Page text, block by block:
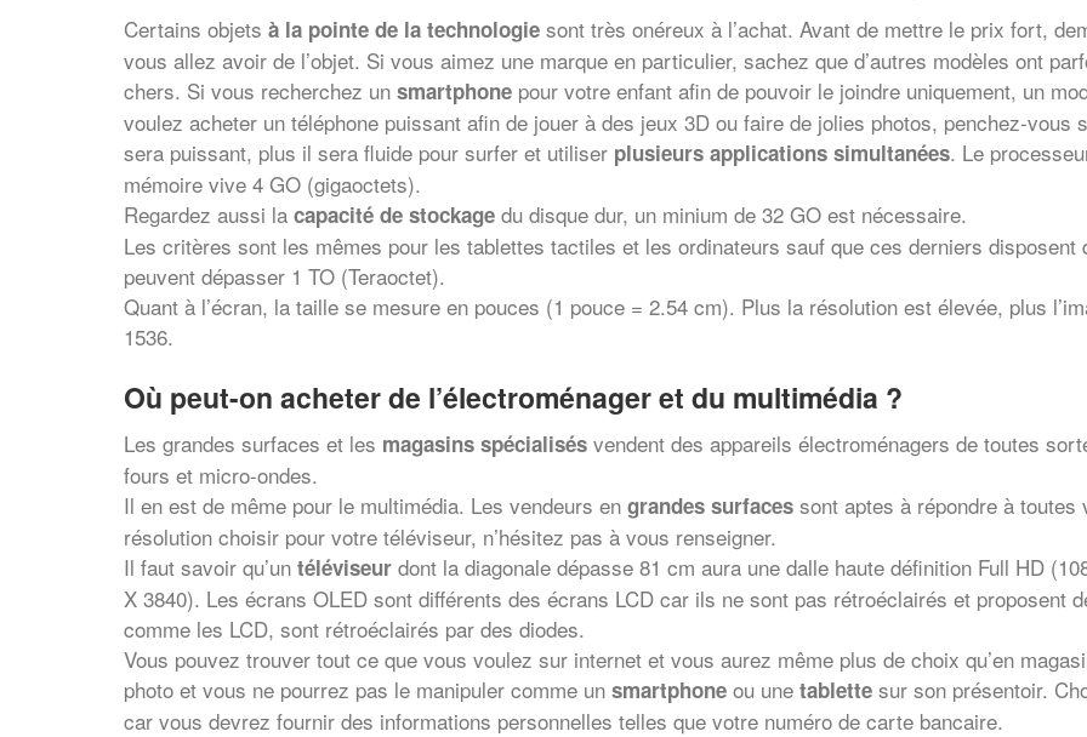
Certains objets à la pointe de la technologie sont très onéreux à l’achat. Avant de mettre le prix fort,
vous allez avoir de l’objet. Si vous aimez une marque en particulier, sachez que d’autres modèles ont
chers. Si vous recherchez un smartphone pour votre enfant afin de pouvoir le joindre uniquement, un
voulez acheter un téléphone puissant afin de jouer à des jeux 3D ou faire de jolies photos, penchez-
sera puissant, plus il sera fluide pour surfer et utiliser plusieurs applications simultanées. Le
mémoire vive 4 GO (gigaoctets).
Regardez aussi la capacité de stockage du disque dur, un minium de 32 GO est nécessaire.
Les critères sont les mêmes pour les tablettes tactiles et les ordinateurs sauf que ces derniers
peuvent dépasser 1 TO (Teraoctet).
Quant à l’écran, la taille se mesure en pouces (1 pouce = 2.54 cm). Plus la résolution est élevée, plus
1536.
Où peut-on acheter de l’électroménager et du multimédia ?
Les grandes surfaces et les magasins spécialisés vendent des appareils électroménagers de toutes
fours et micro-ondes.
Il en est de même pour le multimédia. Les vendeurs en grandes surfaces sont aptes à répondre à
résolution choisir pour votre téléviseur, n’hésitez pas à vous renseigner.
Il faut savoir qu’un téléviseur dont la diagonale dépasse 81 cm aura une dalle haute définition Full HD
X 3840). Les écrans OLED sont différents des écrans LCD car ils ne sont pas rétroéclairés et proposent
comme les LCD, sont rétroéclairés par des diodes.
Vous pouvez trouver tout ce que vous voulez sur internet et vous aurez même plus de choix qu’en
photo et vous ne pourrez pas le manipuler comme un smartphone ou une tablette sur son présentoir.
car vous devrez fournir des informations personnelles telles que votre numéro de carte bancaire.